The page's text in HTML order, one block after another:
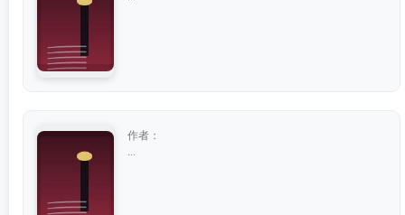
作者：